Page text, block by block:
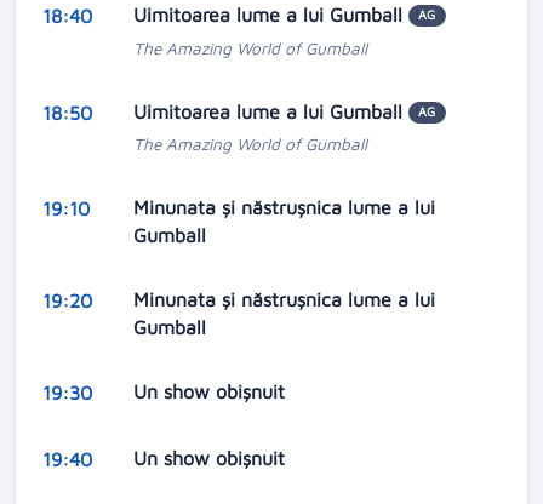
18:40 Uimitoarea lume a lui Gumball AG
The Amazing World of Gumball
18:50 Uimitoarea lume a lui Gumball AG
The Amazing World of Gumball
19:10
Minunata și năstrușnica lume a lui
Gumball
19:20
Minunata și năstrușnica lume a lui
Gumball
19:30 Un show obişnuit
19:40 Un show obişnuit